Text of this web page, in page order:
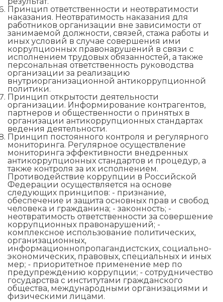
Принцип ответственности и неотвратимости
наказания. Неотвратимость наказания для
работников организации вне зависимости от
занимаемой должности, связей, стажа работы и
иных условий в случае совершения ими
коррупционных правонарушений в связи с
исполнением трудовых обязанностей, а также
персональная ответственность руководства
организации за реализацию
внутриорганизационной антикоррупционной
политики.
Принцип открытости деятельности
организации. Информирование контрагентов,
партнеров и общественности о принятых в
организации антикоррупционных стандартах
ведения деятельности.
Принцип постоянного контроля и регулярного
мониторинга. Регулярное осуществление
мониторинга эффективности внедренных
антикоррупционных стандартов и процедур, а
также контроля за их исполнением.
Противодействие коррупции в Российской
Федерации осуществляется на основе
следующих принципов: - признание,
обеспечение и защита основных прав и свобод
человека и гражданина; - законность; -
неотвратимость ответственности за совершение
коррупционных правонарушений; -
комплексное использование политических,
организационных,
информационнопропагандистских, социально-
экономических, правовых, специальных и иных
мер; - приоритетное применение мер по
предупреждению коррупции; - сотрудничество
государства с институтами гражданского
общества, международными организациями и
физическими лицами.